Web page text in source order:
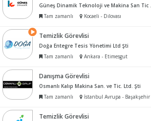
Güneş
Tam zamanlı
Kocaeli - Dilovası
Temizlik Görevlisi
Doğa Entegre Tesis Yönetimi Ltd Şti
Tam zamanlı
Ankara - Etimesgut
Danışma Görevlisi
Osmanlı Kalıp Makina San. ve Tic. Ltd. Şti
Tam zamanlı
İstanbul Avrupa - Başakşehir
Temizlik Görevlisi